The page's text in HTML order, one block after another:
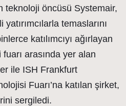
teknoloji öncüsü Systemair,
temaslarını
katılımcıyı ağırlayan
arasında yer alan
ile ISH Frankfurt
Fuarı’na katılan şirket,
sergiledi.